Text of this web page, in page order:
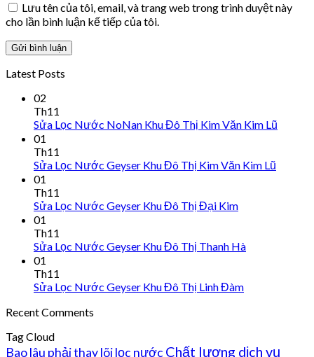
Lưu tên của tôi, email, và trang web trong trình duyệt này
cho lần bình luận kế tiếp của tôi.
Latest Posts
02
Th11
Sửa Lọc Nước NoNan Khu Đô Thị Kim Văn Kim Lũ
01
Th11
Sửa Lọc Nước Geyser Khu Đô Thị Kim Văn Kim Lũ
01
Th11
Sửa Lọc Nước Geyser Khu Đô Thị Đại Kim
01
Th11
Sửa Lọc Nước Geyser Khu Đô Thị Thanh Hà
01
Th11
Sửa Lọc Nước Geyser Khu Đô Thị Linh Đàm
Recent Comments
Tag Cloud
Bao lâu phải thay lõi lọc nước Chất lượng dịch vụ